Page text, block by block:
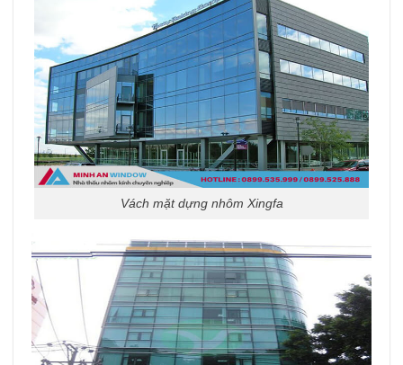
Vách mặt dựng nhôm Xingfa